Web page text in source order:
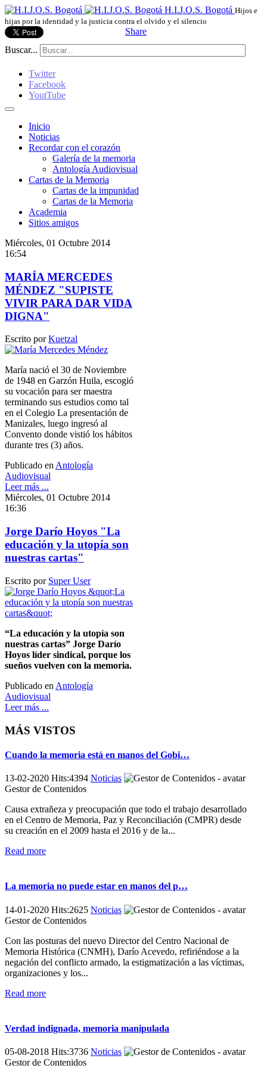
H.I.J.O.S. Bogotá Hijos e
hijas por la identidad y la justicia contra el olvido y el silencio
Share
Buscar...
Twitter
Facebook
YoutTube
Inicio
Noticias
Recordar con el corazón
Galería de la memoria
Antología Audiovisual
Cartas de la Memoria
Cartas de la impunidad
Cartas de la Memoria
Academia
Sitios amigos
Miércoles, 01 Octubre 2014
16:54
MARÍA MERCEDES
MÉNDEZ "SUPISTE
VIVIR PARA DAR VIDA
DIGNA"
Escrito porKuetzal
María nació el 30 de Noviembre
de 1948 en Garzón Huila, escogió
su vocación para ser maestra
terminando sus estudios como tal
en el Colegio La presentación de
Manizales, luego ingresó al
Convento donde vistió los hábitos
durante tres (3) años.
Publicado enAntología
Audiovisual
Leer más ...
Miércoles, 01 Octubre 2014
16:36
Jorge Darío Hoyos "La
educación y la utopía son
nuestras cartas"
Escrito por Super User
“La educación y la utopía son
nuestras cartas” Jorge Darío
Hoyos líder sindical, porque los
sueños vuelven con la memoria.
Publicado en Antología
Audiovisual
Leer más ...
MÁS VISTOS
Cuando la memoria está en manos del Gobi…
13-02-2020 Hits:4394 Noticias
Gestor de Contenidos
Causa extrañeza y preocupación que todo el trabajo desarrollado
en el Centro de Memoria, Paz y Reconciliación (CMPR) desde
su creación en el 2009 hasta el 2016 y de la...
Read more
La memoria no puede estar en manos del p…
14-01-2020 Hits:2625 Noticias
Gestor de Contenidos
Con las posturas del nuevo Director del Centro Nacional de
Memoria Histórica (CNMH), Darío Acevedo, refiriéndose a la
negación del conflicto armado, la estigmatización a las víctimas,
organizaciones y los...
Read more
Verdad indignada, memoria manipulada
05-08-2018 Hits:3736 Noticias
Gestor de Contenidos